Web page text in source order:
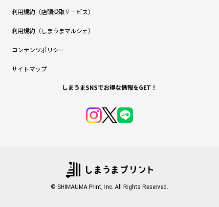
利用規約（店頭受取サービス）
利用規約（しまうまマルシェ）
コンテンツポリシー
サイトマップ
しまうまSNSでお得な情報をGET！
© SHIMAUMA Print, Inc. All Rights Reserved.